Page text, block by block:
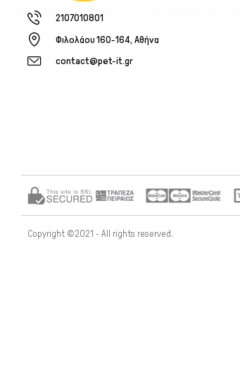
2107010801
Φιλολάου 160-164, Αθήνα
contact@pet-it.gr
Copyright ©2021 - All rights reserved.